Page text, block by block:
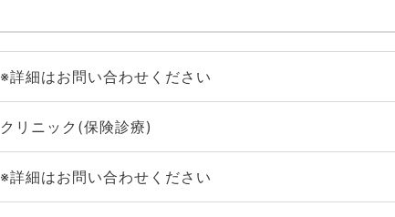
※詳細はお問い合わせください
クリニック(保険診療)
※詳細はお問い合わせください